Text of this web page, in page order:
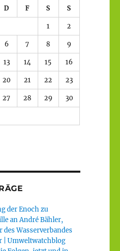
D F S S
1 2
6 7 8 9
13 14 15 16
20 21 22 23
27 28 29 30
der Enoch zu
an André Bähler,
Wasserverbandes
| Umweltwatchblog